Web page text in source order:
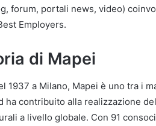
forum, portali news, video)
Employers.
di Mapei
1937 a Milano, Mapei è uno tra i
ha contribuito alla realizzazione
a livello globale. Con 91